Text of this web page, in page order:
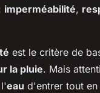
imperméabilité,
est le critère de
la pluie. Mais
eau d'entrer tout en